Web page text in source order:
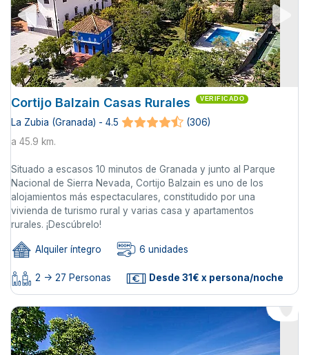
Cortijo Balzain Casas Rurales VERIFICADO
La Zubia (Granada) - 4.5
(306)
a 45.9 km.
Situado a escasos 10 minutos de Granada y junto al Parque
Nacional de Sierra Nevada, Cortijo Balzain es uno de los
alojamientos más espectaculares, constitudido por una
vivienda de turismo rural y varias casa y apartamentos
rurales. ¡Descúbrelo!
Alquiler íntegro 6 unidades
2 -> 27 Personas Desde 31€ x persona/noche